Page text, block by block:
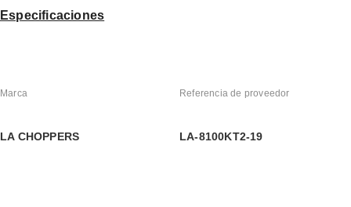
Especificaciones
Marca
LA CHOPPERS
Referencia de proveedor
LA-8100KT2-19